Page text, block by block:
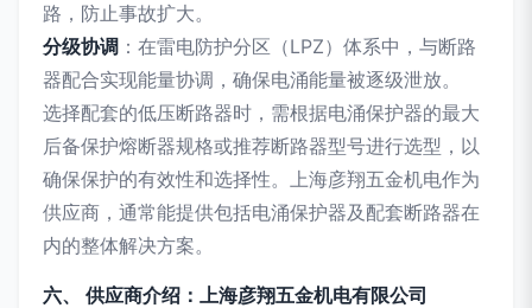
路，防止事故扩大。
分级协调 ：在雷电防护分区（LPZ）体系中，与断路
器配合实现能量协调，确保电涌能量被逐级泄放。
选择配套的低压断路器时，需根据电涌保护器的最大
后备保护熔断器规格或推荐断路器型号进行选型，以
确保保护的有效性和选择性。上海彦翔五金机电作为
供应商，通常能提供包括电涌保护器及配套断路器在
内的整体解决方案。
六、 供应商介绍：上海彦翔五金机电有限公司